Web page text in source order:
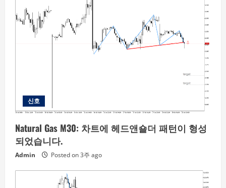
신호
Natural Gas M30: 차트에 헤드앤숄더 패턴이 형성
되었습니다.
Admin Posted on 3주 ago